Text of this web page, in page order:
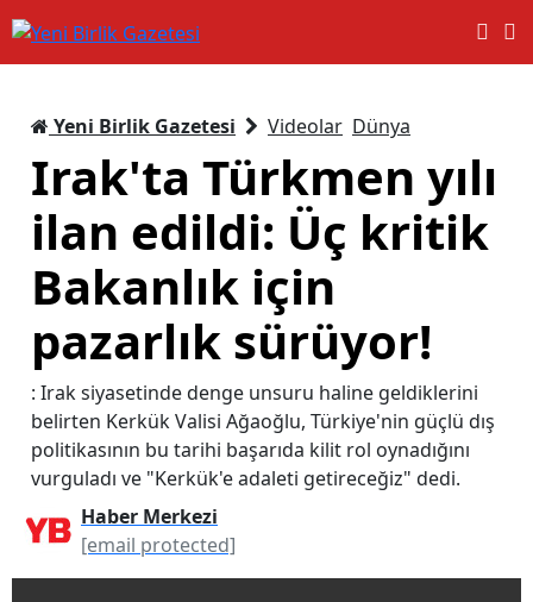
Yeni Birlik Gazetesi Videolar Dünya
Irak'ta Türkmen yılı
ilan edildi: Üç kritik
Bakanlık için
pazarlık sürüyor!
: Irak siyasetinde denge unsuru haline geldiklerini
belirten Kerkük Valisi Ağaoğlu, Türkiye'nin güçlü dış
politikasının bu tarihi başarıda kilit rol oynadığını
vurguladı ve "Kerkük'e adaleti getireceğiz" dedi.
Haber Merkezi
[email protected]